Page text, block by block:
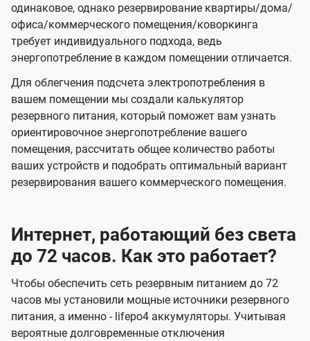
одинаковое, однако резервирование квартиры/дома/
офиса/коммерческого помещения/коворкинга
требует индивидуального подхода, ведь
энергопотребление в каждом помещении отличается.
Для облегчения подсчета электропотребления в
вашем помещении мы создали калькулятор
резервного питания, который поможет вам узнать
ориентировочное энергопотребление вашего
помещения, рассчитать общее количество работы
ваших устройств и подобрать оптимальный вариант
резервирования вашего коммерческого помещения.
Интернет, работающий без света
до 72 часов. Как это работает?
Чтобы обеспечить сеть резервным питанием до 72
часов мы установили мощные источники резервного
питания, а именно - lifepo4 аккумуляторы. Учитывая
вероятные долговременные отключения